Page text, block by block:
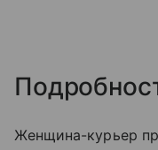
Женщина-курьер